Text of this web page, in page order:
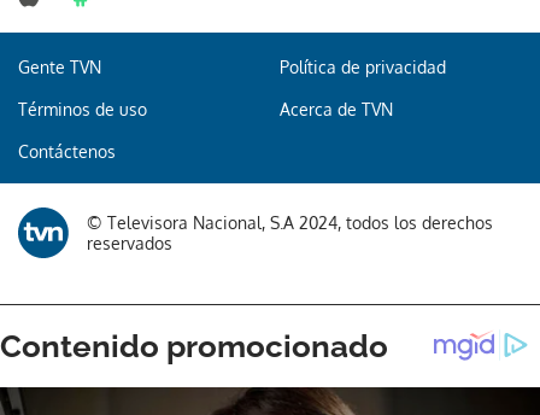
Gente TVN Política de privacidad
Términos de uso Acerca de TVN
Contáctenos
© Televisora Nacional, S.A 2024, todos los derechos
reservados